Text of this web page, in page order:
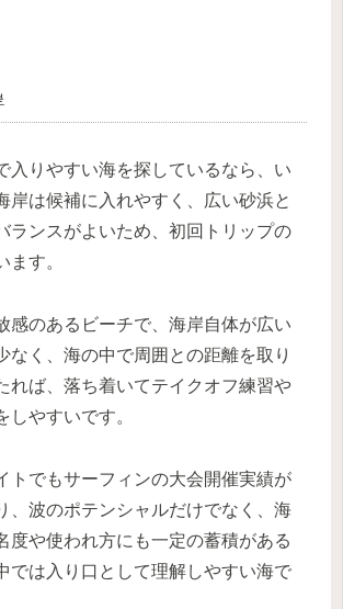
入りやすい海を探しているなら、い
岸は候補に入れやすく、広い砂浜と
ランスがよいため、初回トリップの
ます。
感のあるビーチで、海岸自体が広い
なく、海の中で周囲との距離を取り
れば、落ち着いてテイクオフ練習や
しやすいです。
トでもサーフィンの大会開催実績が
、波のポテンシャルだけでなく、海
度や使われ方にも一定の蓄積がある
では入り口として理解しやすい海で